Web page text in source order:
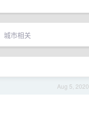
城市相关
Aug 5, 2020